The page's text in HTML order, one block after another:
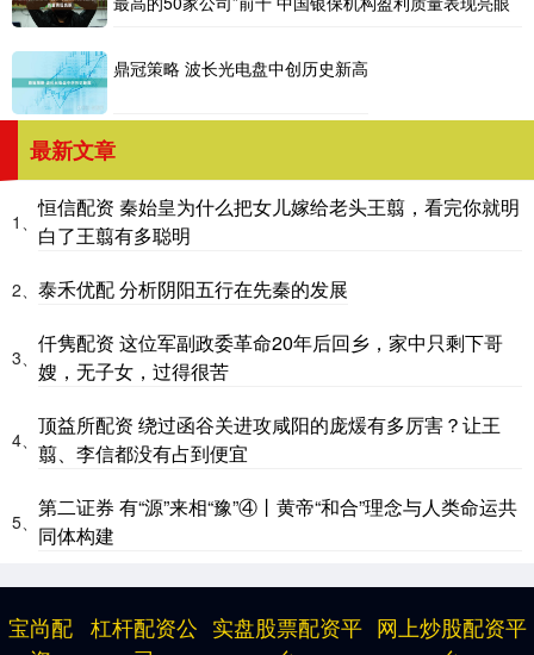
鼎冠策略 波长光电盘中创历史新高
最新文章
1、
恒信配资 秦始皇为什么把女儿嫁给老头王翦，看完你就明
白了王翦有多聪明
2、 泰禾优配 分析阴阳五行在先秦的发展
3、
仟隽配资 这位军副政委革命20年后回乡，家中只剩下哥
嫂，无子女，过得很苦
4、
顶益所配资 绕过函谷关进攻咸阳的庞煖有多厉害？让王
翦、李信都没有占到便宜
5、
第二证券 有“源”来相“豫”④丨黄帝“和合”理念与人类命运共
同体构建
宝尚配 杠杆配资公 实盘股票配资平 网上炒股配资平